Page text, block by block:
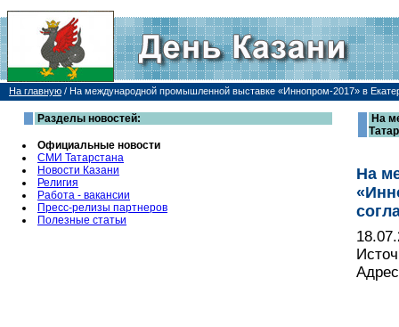
На главную / На международной промышленной выставке «Иннопром-2017» в
Разделы новостей:
Официальные новости
СМИ Татарстана
Новости Казани
Религия
Работа - вакансии
Пресс-релизы партнеров
Полезные статьи
На
На